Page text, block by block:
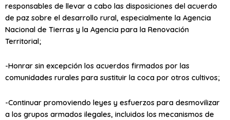
responsables de llevar a cabo las disposiciones del acuerdo
de paz sobre el desarrollo rural, especialmente la Agencia
Nacional de Tierras y la Agencia para la Renovación
Territorial;
-Honrar sin excepción los acuerdos firmados por las
comunidades rurales para sustituir la coca por otros cultivos;
-Continuar promoviendo leyes y esfuerzos para desmovilizar
a los grupos armados ilegales, incluidos los mecanismos de